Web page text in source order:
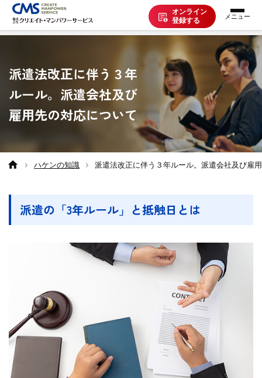
オンライン
登録する
派遣で働く
企業の方へ
オンライン登録する お問い合わせ
閉じる
派遣法改正に伴う３年
ルール。派遣会社及び
雇用先の対応について
ハケンの知識 派遣法改正に伴う３年ルール。派遣会社及び雇
派遣の「3年ルール」と抵触日とは